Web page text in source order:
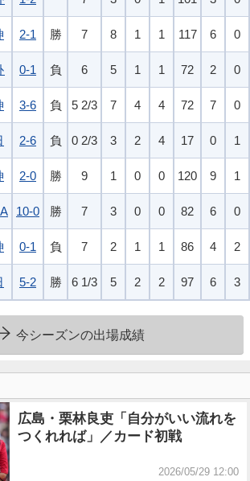
2-1 勝 7 8 1 1 117 6 0
0-1 負 6 5 1 1 72 2 0
3-6 負 5 2/3 7 4 4 72 7 0
2-6 負 0 2/3 3 2 4 17 0 1
2-0 勝 9 1 0 0 120 9 1
10-0 勝 7 3 0 0 82 6 0
0-1 負 7 2 1 1 86 4 2
5-2 勝 6 1/3 5 2 2 97 6 3
今シーズンの出場成績
広島・栗林良吏「自分がいい流れを
つくれれば」／カード初戦
2026/05/29 12:00